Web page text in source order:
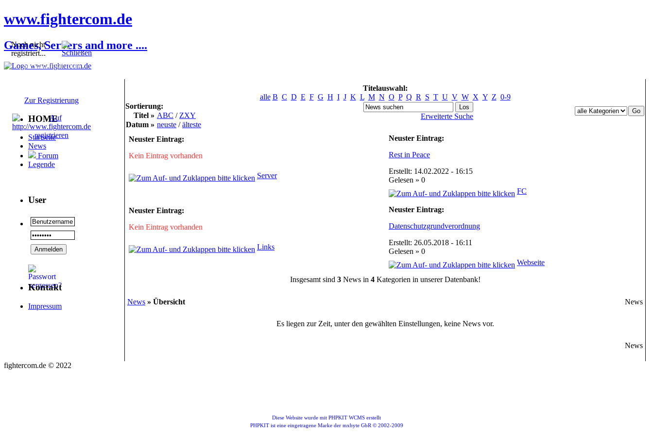
www.fightercom.de
Games, Servers and more ....
HOME
Startseite
News
Forum
Legende
User
Kontakt
Impressum
Titelauswahl:
alle B C D E F G H I J K L M N O P Q R S T U V W X Y Z 0-9
Sortierung:
Titel » ABC / ZXY
Datum » neuste /älteste
Erweiterte Suche
Neuster Eintrag:
Kein Eintrag vorhanden
Server
Neuster Eintrag:
Rest in Peace
Erstellt: 14.02.2022 - 16:15
Gelesen » 0
FC
Neuster Eintrag:
Kein Eintrag vorhanden
Links
Neuster Eintrag:
Datenschutzgrundverordnung
Erstellt: 26.05.2018 - 16:11
Gelesen » 0
Webseite
Insgesamt sind 3News in 4Kategorien in unserer Datenbank!
News » Übersicht News
Es liegen zur Zeit, unter den gewählten Einstellungen, keine News vor.
News
fightercom.de © 2022
Noch nicht
registriert...
Sie sind noch nicht
Zur Registrierung
Diese Website wurde mit PHPKIT WCMS erstellt
PHPKIT ist eine eingetragene Marke der mxbyte GbR © 2002-2009